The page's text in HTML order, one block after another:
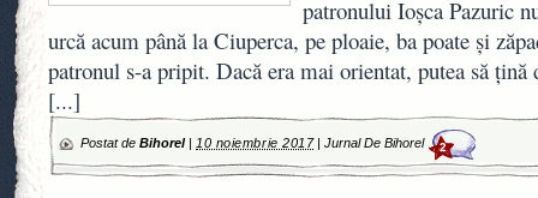
patronului Ioșca Pazuric
urcă acum până la Ciuperca, pe ploaie, ba poate și
patronul s-a pripit. Dacă era mai orientat, putea să țină
[...]
Postat de Bihorel| 10 noiembrie 2017|Jurnal De Bihorel 2